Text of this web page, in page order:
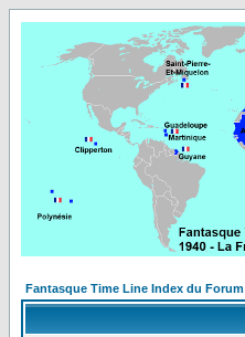
Fantasque Time Line Index du Forum